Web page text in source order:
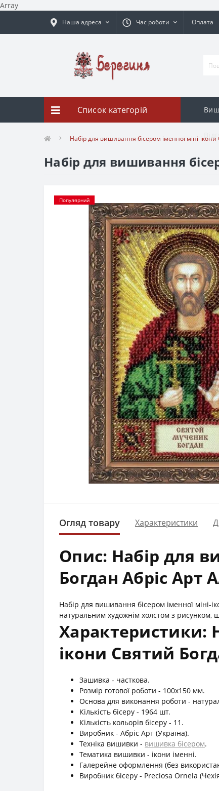
Array
Наша адреса Час роботи Оплата
Список категорій
Набір для вишивання бісером іменної міні-
Набір для вишивання
Популярний
Огляд товару Характеристики
Опис: Набір для
Богдан Абріс Арт
Набір для вишивання бісером іменної міні-
натуральним художнім холстом з
Характеристики:
ікони Святий
Зашивка - часткова.
Розмір готової роботи - 100х150 мм.
Основа для виконання роботи -
Кількість бісеру - 1964 шт.
Кількість кольорів бісеру - 11.
Виробник - Абріс Арт (Україна).
Техніка вишивки - вишивка бісером.
Тематика вишивки - ікони іменні.
Галерейне оформлення (без
Виробник бісеру - Preciosa Ornela